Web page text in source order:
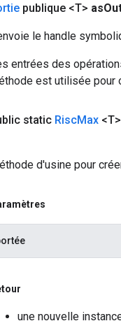
publique <T> as
le handle
entrées des
est utilisée pour
static RiscMax <T>
d'usine pour
une nouvelle